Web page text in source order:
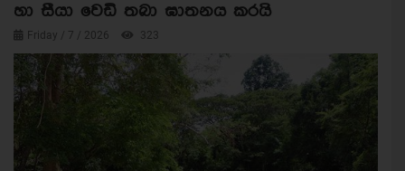
හා සීයා වෙඩි තබා ඝාතනය කරයි
Friday / 7 / 2026 323